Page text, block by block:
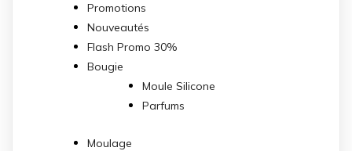
Promotions
Nouveautés
Flash Promo 30%
Bougie
Moule Silicone
Parfums
Moulage